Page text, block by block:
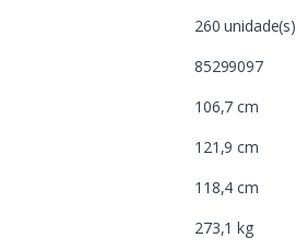
260 unidade(s)
85299097
106,7 cm
121,9 cm
118,4 cm
273,1 kg